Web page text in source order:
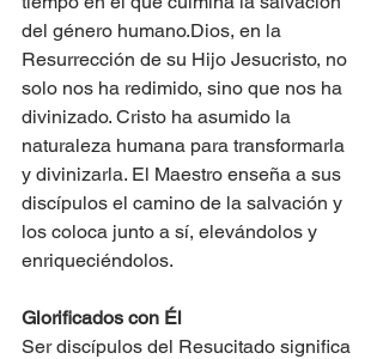
del género humano.Dios, en la
Resurrección de su Hijo Jesucristo, no
solo nos ha redimido, sino que nos ha
divinizado. Cristo ha asumido la
naturaleza humana para transformarla
y divinizarla. El Maestro enseña a sus
discípulos el camino de la salvación y
los coloca junto a sí­, elevándolos y
enriqueciéndolos.
Glorificados con Él
Ser discí­pulos del Resucitado significa